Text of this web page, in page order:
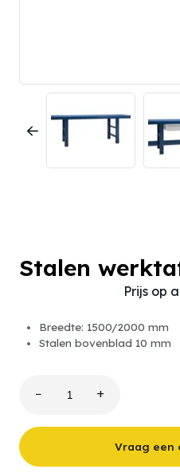
Stalen
Prijs op
Breedte: 1500/2000 mm
Stalen bovenblad 10 mm
−
BS-
+
Vraag een